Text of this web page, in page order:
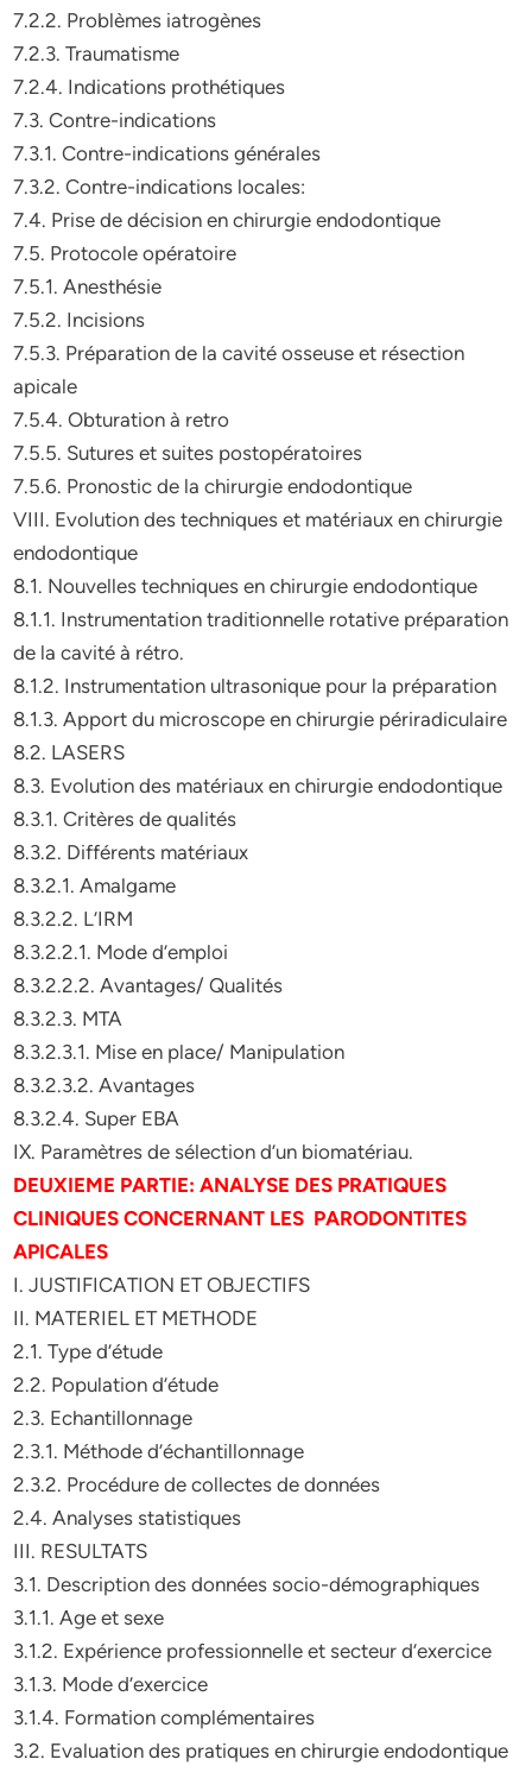
7.2.2. Problèmes iatrogènes
7.2.3. Traumatisme
7.2.4. Indications prothétiques
7.3. Contre-indications
7.3.1. Contre-indications générales
7.3.2. Contre-indications locales:
7.4. Prise de décision en chirurgie endodontique
7.5. Protocole opératoire
7.5.1. Anesthésie
7.5.2. Incisions
7.5.3. Préparation de la cavité osseuse et résection
apicale
7.5.4. Obturation à retro
7.5.5. Sutures et suites postopératoires
7.5.6. Pronostic de la chirurgie endodontique
VIII. Evolution des techniques et matériaux en chirurgie
endodontique
8.1. Nouvelles techniques en chirurgie endodontique
8.1.1. Instrumentation traditionnelle rotative préparation
de la cavité à rétro.
8.1.2. Instrumentation ultrasonique pour la préparation
8.1.3. Apport du microscope en chirurgie périradiculaire
8.2. LASERS
8.3. Evolution des matériaux en chirurgie endodontique
8.3.1. Critères de qualités
8.3.2. Différents matériaux
8.3.2.1. Amalgame
8.3.2.2. L’IRM
8.3.2.2.1. Mode d’emploi
8.3.2.2.2. Avantages/ Qualités
8.3.2.3. MTA
8.3.2.3.1. Mise en place/ Manipulation
8.3.2.3.2. Avantages
8.3.2.4. Super EBA
IX. Paramètres de sélection d’un biomatériau.
DEUXIEME PARTIE: ANALYSE DES PRATIQUES
CLINIQUES CONCERNANT LES PARODONTITES
APICALES
I. JUSTIFICATION ET OBJECTIFS
II. MATERIEL ET METHODE
2.1. Type d’étude
2.2. Population d’étude
2.3. Echantillonnage
2.3.1. Méthode d’échantillonnage
2.3.2. Procédure de collectes de données
2.4. Analyses statistiques
III. RESULTATS
3.1. Description des données socio-démographiques
3.1.1. Age et sexe
3.1.2. Expérience professionnelle et secteur d’exercice
3.1.3. Mode d’exercice
3.1.4. Formation complémentaires
3.2. Evaluation des pratiques en chirurgie endodontique